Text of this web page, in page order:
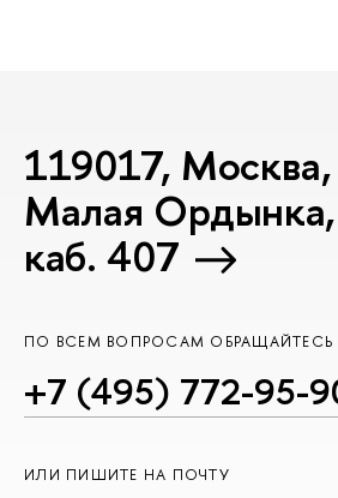
119017, Москва,
Малая
каб. 407
ПО ВСЕМ ВОПРОСАМ
+7 (495) 772-95-
ИЛИ ПИШИТЕ НА ПОЧТУ